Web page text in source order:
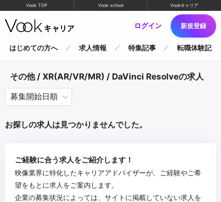
Vook TOP Vook school Vookキャリア
ログイン 新規登録
はじめての方へ 求人情報 特集記事 転職体験記
その他 / XR(AR/VR/MR) / DaVinci Resolveの求人
お探しの求人は見つかりませんでした。
ご経験に合う求人をご紹介します！
映像業界に特化したキャリアアドバイザーが、ご経験やご希
望をもとに求人をご案内します。
企業の募集状況によっては、サイトに掲載していない求人を